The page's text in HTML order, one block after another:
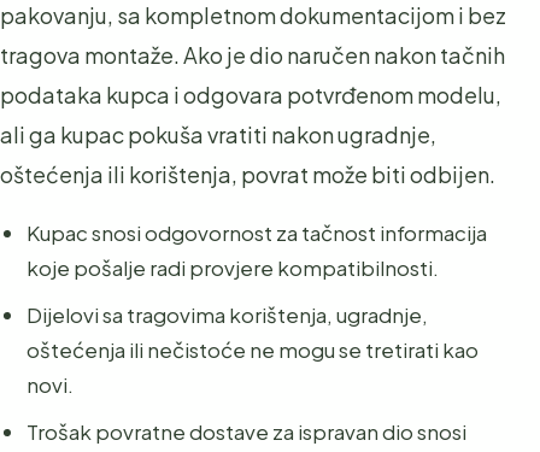
pakovanju, sa kompletnom dokumentacijom i bez
tragova montaže. Ako je dio naručen nakon tačnih
podataka kupca i odgovara potvrđenom modelu,
ali ga kupac pokuša vratiti nakon ugradnje,
oštećenja ili korištenja, povrat može biti odbijen.
Kupac snosi odgovornost za tačnost informacija
koje pošalje radi provjere kompatibilnosti.
Dijelovi sa tragovima korištenja, ugradnje,
oštećenja ili nečistoće ne mogu se tretirati kao
novi.
Trošak povratne dostave za ispravan dio snosi